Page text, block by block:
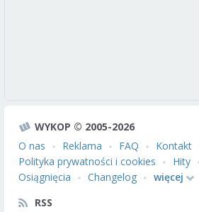
WYKOP © 2005-2026
O nas
Reklama FAQ Kontakt
Polityka prywatności i cookies
Hity
Osiągnięcia
Changelog
więcej
RSS